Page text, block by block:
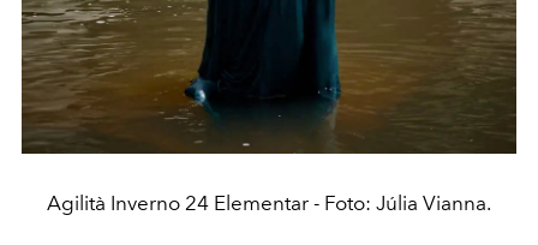
Agilità Inverno 24 Elementar - Foto: Júlia Vianna.